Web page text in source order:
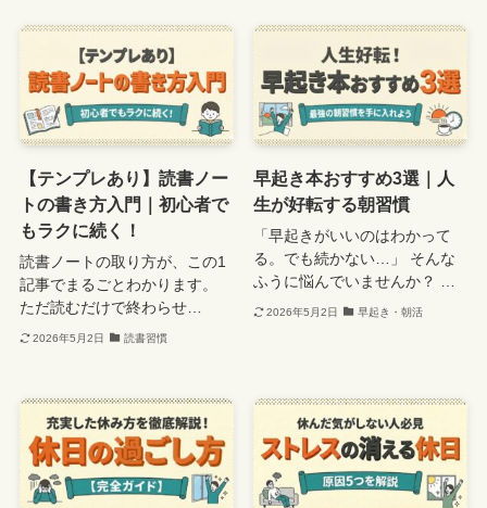
【テンプレあり】読書ノー
トの書き方入門｜初心者で
もラクに続く！
読書ノートの取り方が、この1
記事でまるごとわかります。
ただ読むだけで終わらせ…
2026年5月2日 読書習慣
早起き本おすすめ3選｜人
生が好転する朝習慣
「早起きがいいのはわかって
る。でも続かない…」 そんな
ふうに悩んでいませんか？ …
2026年5月2日 早起き・朝活